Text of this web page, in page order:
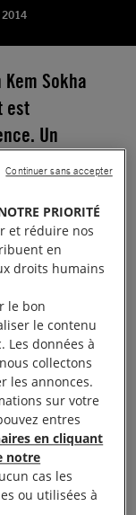
2014
Sokha
est
Un
d’un discours
un centre
à Melbourne,
cette vidéo,
avoir
et
Hun Sen a
une «
lesÉtats-Unis
PRIORITÉ
et réduire nos
en
droits humains
le bon
le contenu
Les données à
collectons
les annonces.
sur votre
entres
en cliquant
notre
cas les
ou utilisées à
Continuer sans accepter